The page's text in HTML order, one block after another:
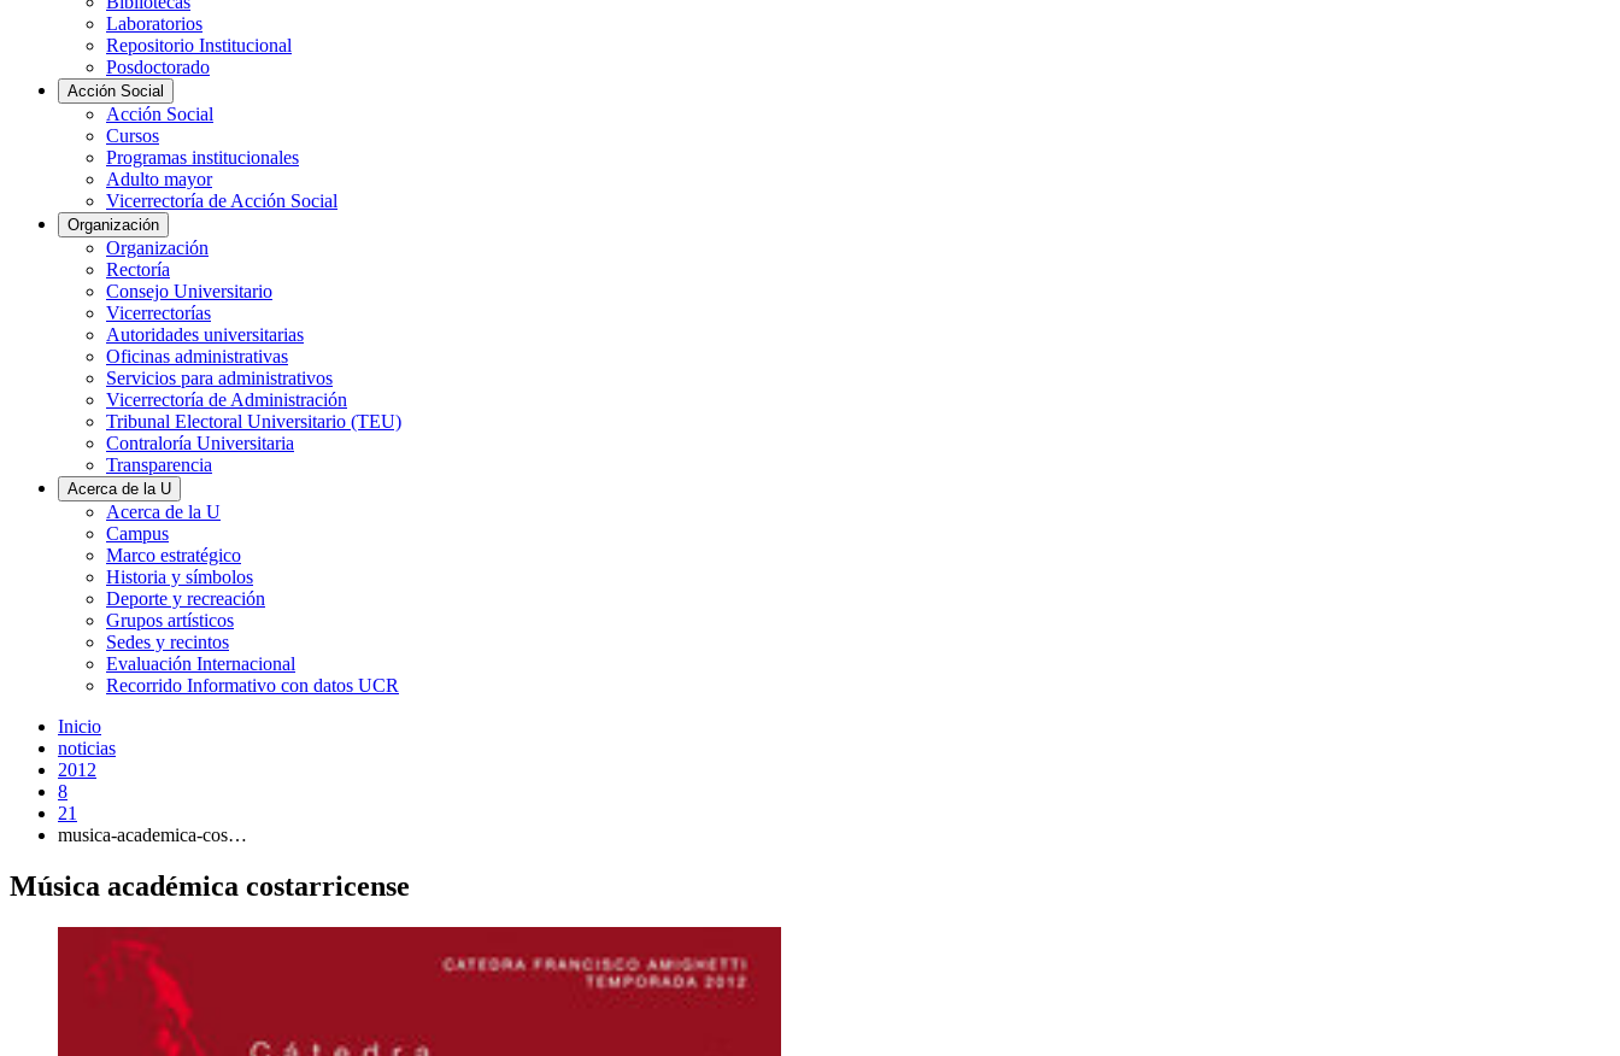
Laboratorios
Repositorio Institucional
Posdoctorado
Acción Social
Acción Social
Cursos
Programas institucionales
Adulto mayor
Vicerrectoría de Acción Social
Organización
Organización
Rectoría
Consejo Universitario
Vicerrectorías
Autoridades universitarias
Oficinas administrativas
Servicios para administrativos
Vicerrectoría de Administración
Tribunal Electoral Universitario (TEU)
Contraloría Universitaria
Transparencia
Acerca de la U
Acerca de la U
Campus
Marco estratégico
Historia y símbolos
Deporte y recreación
Grupos artísticos
Sedes y recintos
Evaluación Internacional
Recorrido Informativo con datos UCR
Inicio
noticias
2012
8
21
musica-academica-cos…
Música académica costarricense